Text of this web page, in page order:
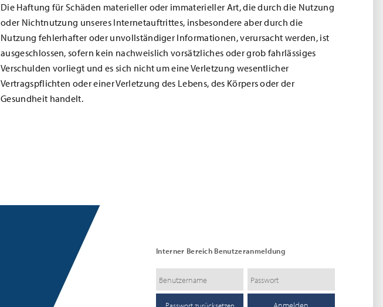
Die Haftung für Schäden materieller oder immaterieller Art, die durch die Nutzung
oder Nichtnutzung unseres Internetauftrittes, insbesondere aber durch die
Nutzung fehlerhafter oder unvollständiger Informationen, verursacht werden, ist
ausgeschlossen, sofern kein nachweislich vorsätzliches oder grob fahrlässiges
Verschulden vorliegt und es sich nicht um eine Verletzung wesentlicher
Vertragspflichten oder einer Verletzung des Lebens, des Körpers oder der
Gesundheit handelt.
Interner Bereich Benutzeranmeldung